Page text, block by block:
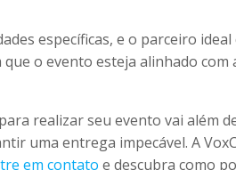
específicas, e o parceiro
o evento esteja alinhado
realizar seu evento vai além
uma entrega impecável. A
em contato e descubra como